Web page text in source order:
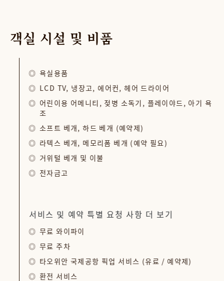
객실 시설 및 비품
욕실용품
LCD TV, 냉장고, 에어컨, 헤어 드라이어
어린이용 어메니티, 젖병 소독기, 플레이야드, 아기 욕
조
소프트 베개, 하드 베개 (예약제)
라텍스 베개, 메모리폼 베개 (예약 필요)
거위털 베개 및 이불
전자금고
서비스 및 예약 특별 요청 사항 더 보기
무료 와이파이
무료 주차
타오위안 국제공항 픽업 서비스 (유료 / 예약제)
환전 서비스